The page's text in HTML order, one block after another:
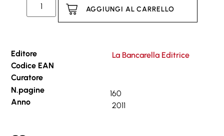
AGGIUNGI AL CARRELLO
Editore
La Bancarella Editrice
Codice EAN
Curatore
N.pagine
160
Anno
2011